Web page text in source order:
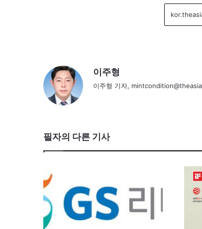
이주형
이주형 기자,
필자의 다른 기사